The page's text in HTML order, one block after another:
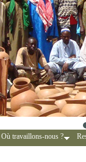
Où travaillons-nous ?